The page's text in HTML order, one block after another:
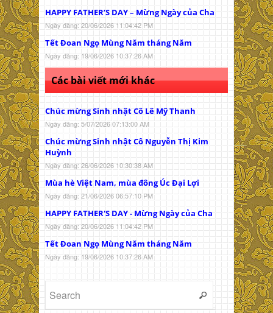
HAPPY FATHER’S DAY – Mừng Ngày của Cha
Ngày đăng: 20/06/2026 11:04:42 PM
Tết Đoan Ngọ Mùng Năm tháng Năm
Ngày đăng: 19/06/2026 10:37:26 AM
Các bài viết mới khác
Chúc mừng Sinh nhật Cô Lê Mỹ Thanh
Ngày đăng: 5/07/2026 07:13:00 AM
Chúc mừng Sinh nhật Cô Nguyễn Thị Kim
Huỳnh
Ngày đăng: 26/06/2026 10:30:38 AM
Mùa hè Việt Nam, mùa đông Úc Đại Lợi
Ngày đăng: 21/06/2026 06:57:10 PM
HAPPY FATHER'S DAY - Mừng Ngày của Cha
Ngày đăng: 20/06/2026 11:04:42 PM
Tết Đoan Ngọ Mùng Năm tháng Năm
Ngày đăng: 19/06/2026 10:37:26 AM